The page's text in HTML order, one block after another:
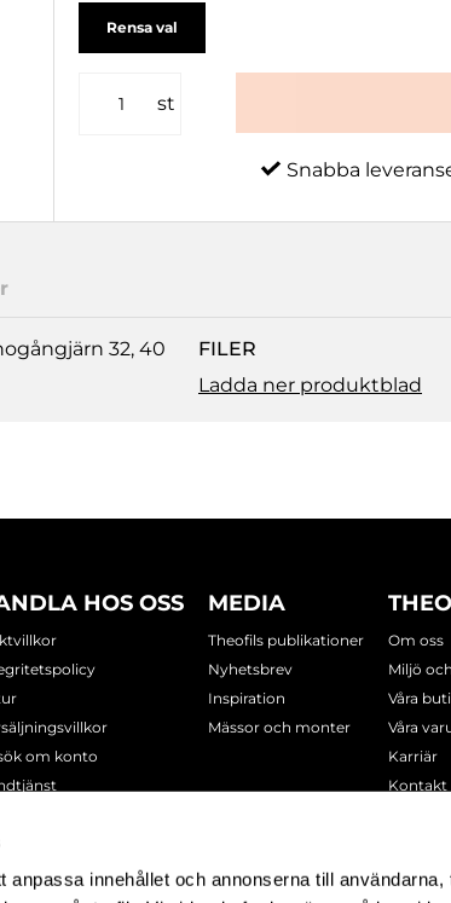
innehållet och annonserna till användarna,
Rensa val
st
Snabba
32, 40
FILER
Ladda ner produktblad
HOS OSS
om konto
MEDIA
Theofils publikationer
Nyhetsbrev
Inspiration
Mässor och monter
Om oss
Miljö
Våra
Våra
Karriär
Kontakt